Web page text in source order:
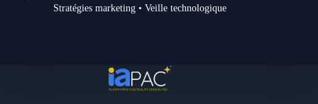
Stratégies marketing • Veille technologique